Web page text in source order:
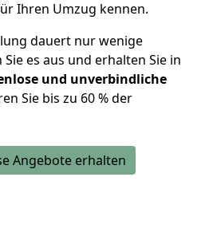
Ihren Umzug kennen.
dauert nur wenige
es aus und erhalten Sie in
und unverbindliche
Sie bis zu 60 % der
Angebote erhalten